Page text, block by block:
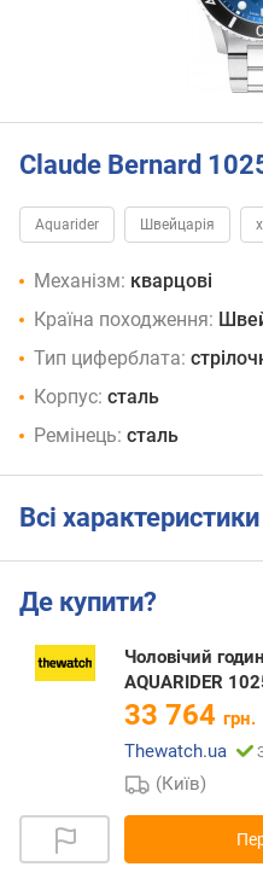
Claude Bernard
Aquarider Швейцарія
Механізм: кварцові
Країна походження:
Тип циферблата:
Корпус: сталь
Ремінець: сталь
Всі характеристики
Де купити?
Чоловічий
AQUARIDER
33 764 грн.
Thewatch.ua
(Київ)